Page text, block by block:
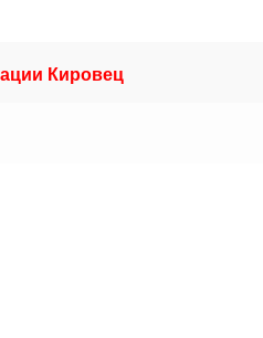
Кировец